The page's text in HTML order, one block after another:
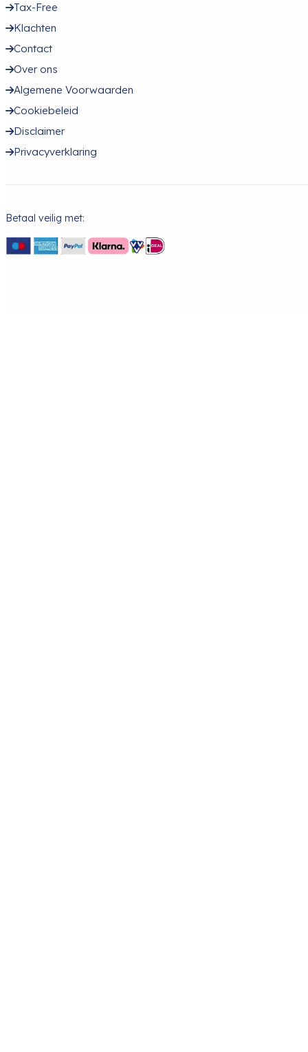
Tax-Free
Klachten
Contact
Over ons
Algemene Voorwaarden
Cookiebeleid
Disclaimer
Privacyverklaring
Betaal veilig met: